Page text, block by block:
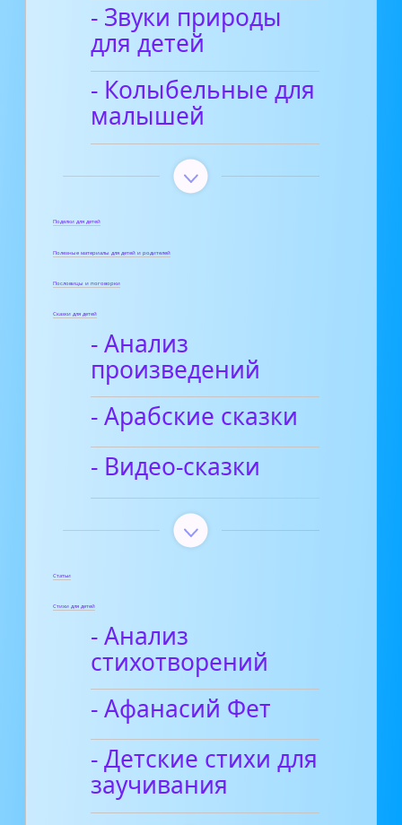
- Звуки природы
для детей
- Колыбельные для
малышей
Поделки для детей
Полезные материалы для детей и родителей
Пословицы и поговорки
Сказки для детей
- Анализ
произведений
- Арабские сказки
- Видео-сказки
Статьи
Стихи для детей
- Анализ
стихотворений
- Афанасий Фет
- Детские стихи для
заучивания